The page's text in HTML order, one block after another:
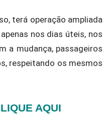
terá operação ampliada
nos dias úteis, nos
a mudança, passageiros
respeitando os mesmos
AQUI